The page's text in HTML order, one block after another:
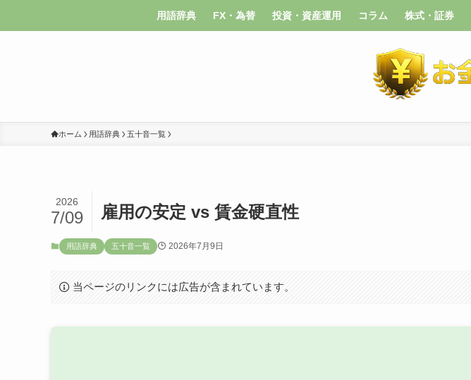
用語辞典 FX・為替 投資・資産運用 コラム 株式・証券
ホーム 用語辞典 五十音一覧
雇用の安定 vs 賃金硬直性
2026
7/09
用語辞典 五十音一覧 2026年7月9日
当ページのリンクには広告が含まれています。